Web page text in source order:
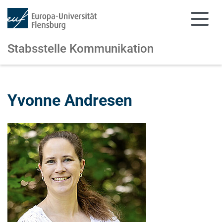
Stabsstelle Kommunikation
Yvonne Andresen